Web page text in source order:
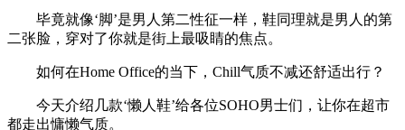
毕竟就像‘脚’是男人第二性征一样，鞋同理就是男人的第
二张脸，穿对了你就是街上最吸睛的焦点。
如何在Home Office的当下，Chill气质不减还舒适出行？
今天介绍几款‘懒人鞋’给各位SOHO男士们，让你在超市
都走出慵懒气质。